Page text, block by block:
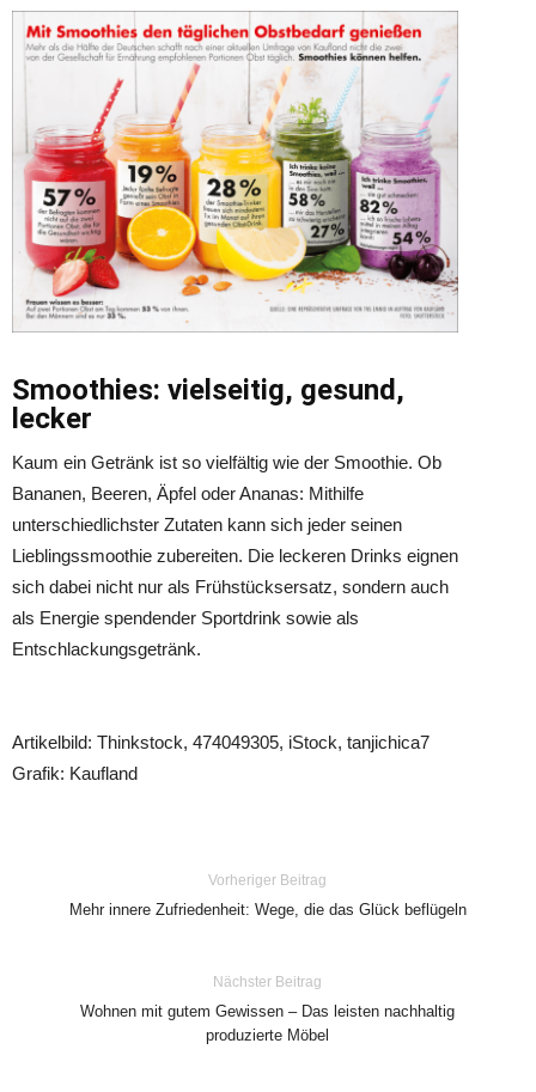
Smoothies: vielseitig, gesund,
lecker
Kaum ein Getränk ist so vielfältig wie der Smoothie. Ob
Bananen, Beeren, Äpfel oder Ananas: Mithilfe
unterschiedlichster Zutaten kann sich jeder seinen
Lieblingssmoothie zubereiten. Die leckeren Drinks eignen
sich dabei nicht nur als Frühstücksersatz, sondern auch
als Energie spendender Sportdrink sowie als
Entschlackungsgetränk.
Artikelbild: Thinkstock, 474049305, iStock, tanjichica7
Grafik: Kaufland
Vorheriger Beitrag
Mehr innere Zufriedenheit: Wege, die das Glück beflügeln
Nächster Beitrag
Wohnen mit gutem Gewissen – Das leisten nachhaltig
produzierte Möbel